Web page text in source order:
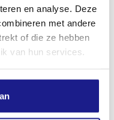
en analyse. Deze
met andere
of die ze hebben
van hun services.